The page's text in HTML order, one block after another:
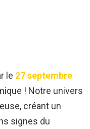
le 27 septembre
! Notre univers
créant un
signes du